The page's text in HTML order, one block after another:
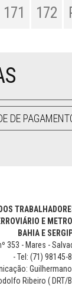
171 172
DE
E
BAHIA E
353 - Mares -
- Tel: (71) 98145-
Ribeiro ( DRT/